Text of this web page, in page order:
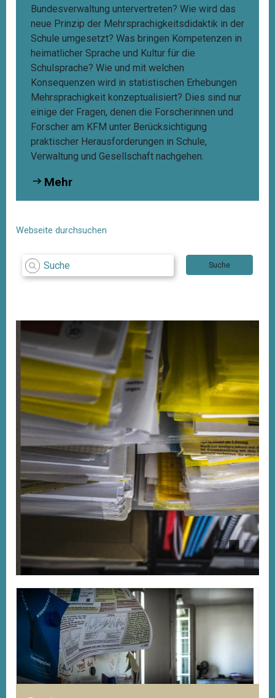
Bundesverwaltung untervertreten? Wie wird das
neue Prinzip der Mehrsprachigkeitsdidaktik in der
Schule umgesetzt? Was bringen Kompetenzen in
heimatlicher Sprache und Kultur für die
Schulsprache? Wie und mit welchen
Konsequenzen wird in statistischen Erhebungen
Mehrsprachigkeit konzeptualisiert? Dies sind nur
einige der Fragen, denen die Forscherinnen und
Forscher am KFM unter Berücksichtigung
praktischer Herausforderungen in Schule,
Verwaltung und Gesellschaft nachgehen.
Mehr
Webseite durchsuchen
Digitale Angebote des Kompetenzzentrums
Zugriff auf das Webportal Mehrsprachigkeit:
Mehr